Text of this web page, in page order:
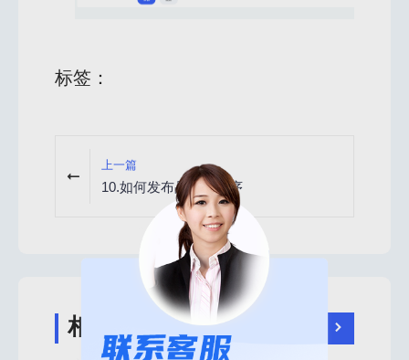
标签：
上一篇
10.如何发布品牌小程序
相关推荐